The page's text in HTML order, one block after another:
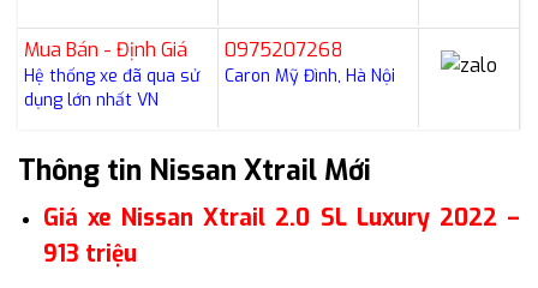
Mua Bán - Định Giá
Hệ thống xe đã qua sử
dụng lớn nhất VN
0975207268
Caron Mỹ Đình, Hà Nội
Thông tin Nissan Xtrail Mới
Giá xe Nissan Xtrail 2.0 SL Luxury 2022 –
913 triệu